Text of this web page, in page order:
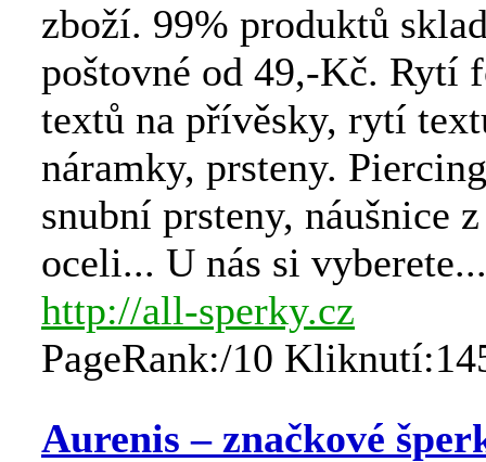
zboží. 99% produktů
poštovné od 49,-Kč. Rytí
textů na přívěsky, rytí
náramky, prsteny.
snubní prsteny, náušnice
oceli... U nás si vyberete...
http://all-sperky.cz
PageRank:/10
Aurenis – značkové